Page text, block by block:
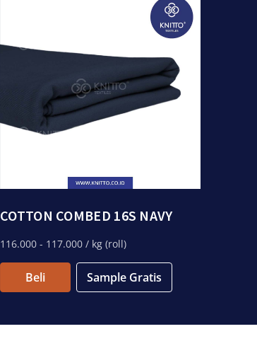
COTTON COMBED 16S NAVY
116.000 - 117.000 / kg (roll)
Beli Sample Gratis